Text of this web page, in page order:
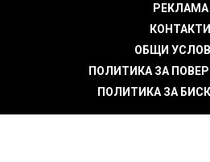
РЕКЛАМА
КОНТАКТИ
ОБЩИ
ПОЛИТИКА ЗА
ПОЛИТИКА ЗА